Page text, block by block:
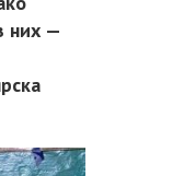
них —